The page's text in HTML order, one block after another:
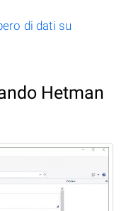
di dati su
Hetman